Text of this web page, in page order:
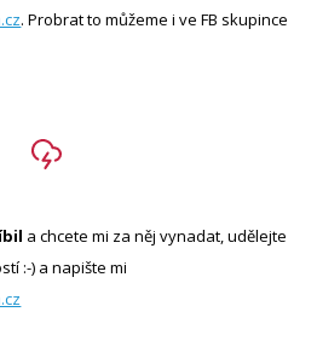
. Probrat to můžeme i ve FB skupince
a chcete mi za něj vynadat, udělejte
:-) a napište mi